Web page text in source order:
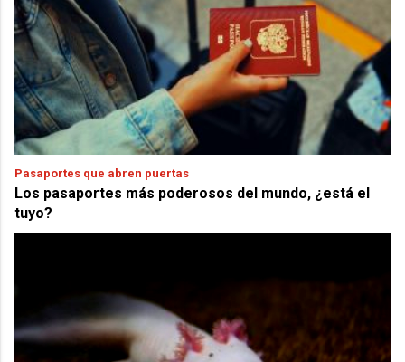
Pasaportes que abren puertas
Los pasaportes más poderosos del mundo, ¿está el
tuyo?